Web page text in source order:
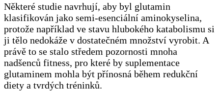
Některé studie navrhují, aby byl glutamin
klasifikován jako semi-esenciální aminokyselina,
protože například ve stavu hlubokého katabolismu si
ji tělo nedokáže v dostatečném množství vyrobit. A
právě to se stalo středem pozornosti mnoha
nadšenců fitness, pro které by suplementace
glutaminem mohla být přínosná během redukční
diety a tvrdých tréninků.